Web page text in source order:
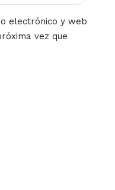
electrónico y web
vez que